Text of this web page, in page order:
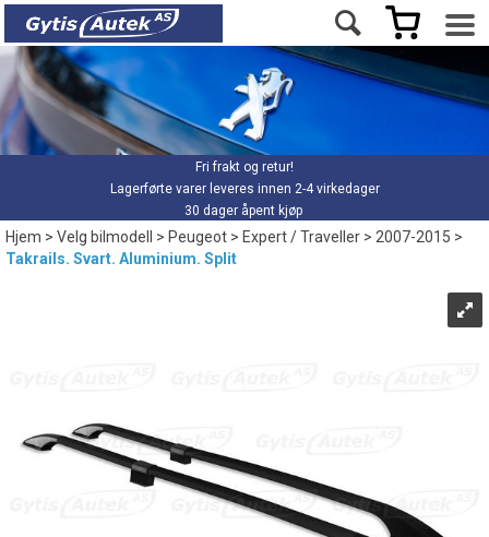
Fri frakt og retur!
Lagerførte varer leveres innen 2-4 virkedager
30 dager åpent kjøp
Hjem>Velg bilmodell >Peugeot>Expert / Traveller>2007-2015>
Takrails. Svart. Aluminium. Split